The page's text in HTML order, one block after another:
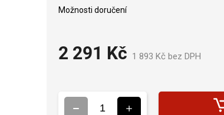
2 291 Kč 1 893 Kč bez DPH
Možnosti doručení